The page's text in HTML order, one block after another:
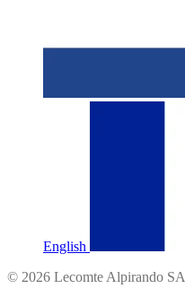
English
© 2026 Lecomte Alpirando